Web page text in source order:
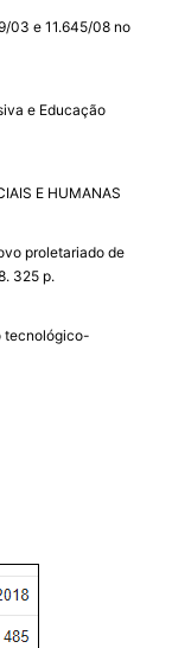
03 e 11.645/08 no
e Educação
E HUMANAS
proletariado de
325 p.
tecnológico-